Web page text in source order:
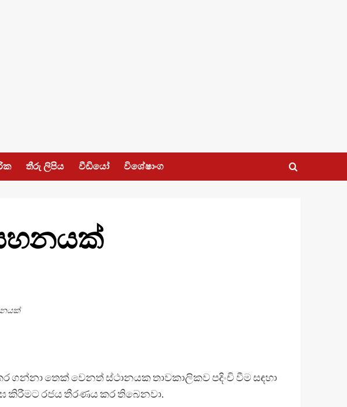
තීරු ලිපිය වීඩියෝ විශේෂාංග
තෙක් වෙනත් ස්ථානයක තාවකාලිකව පදිංචි වීම සඳහා
කිරීමට රජය තීරණය කර තිබෙනවා.